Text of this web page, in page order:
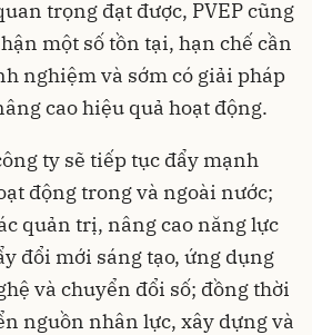
trọng đạt được, PVEP cũng
một số tồn tại, hạn chế cần
nghiệm và sớm có giải pháp
cao hiệu quả hoạt động.
ty sẽ tiếp tục đẩy mạnh
động trong và ngoài nước;
quản trị, nâng cao năng lực
đổi mới sáng tạo, ứng dụng
và chuyển đổi số; đồng thời
nguồn nhân lực, xây dựng và